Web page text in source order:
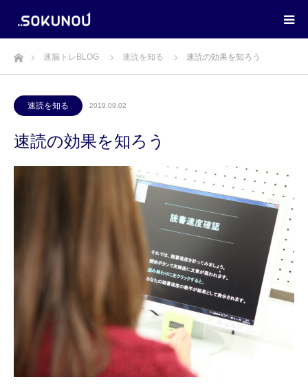
ホーム速脳トレBLOG 速読を知る 速読の効果を知ろう
速読を知る 2019.09.02
速読の効果を知ろう